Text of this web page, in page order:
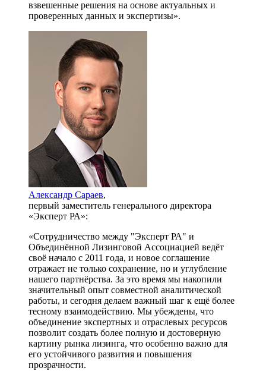
взвешенные решения на основе актуальных и
проверенных данных и экспертизы».
Александр Сараев,
первый заместитель генерального директора
«Эксперт РА»:
«Сотрудничество между "Эксперт РА" и
Объединённой Лизинговой Ассоциацией ведёт
своё начало с 2011 года, и новое соглашение
отражает не только сохранение, но и углубление
нашего партнёрства. За это время мы накопили
значительный опыт совместной аналитической
работы, и сегодня делаем важный шаг к ещё более
тесному взаимодействию. Мы убеждены, что
объединение экспертных и отраслевых ресурсов
позволит создать более полную и достоверную
картину рынка лизинга, что особенно важно для
его устойчивого развития и повышения
прозрачности.